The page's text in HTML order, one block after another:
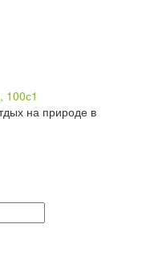
на природе в